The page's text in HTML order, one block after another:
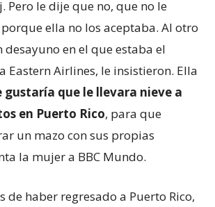
Pero le dije que no, que no le
ella no los aceptaba. Al otro
en el que estaba el
Eastern Airlines, le insistieron. Ella
gustaría que le llevara nieve a
en Puerto Rico, para que
un mazo con sus propias
la mujer a BBC Mundo.
de haber regresado a Puerto Rico,